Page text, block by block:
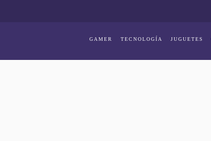
GAMER TECNOLOGÍA JUGUETES